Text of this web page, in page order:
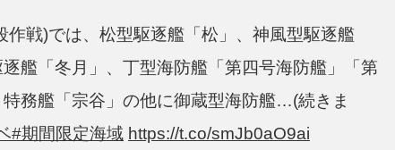
作戦)では、松型駆逐艦「松」、神風型駆逐艦
逐艦「冬月」、丁型海防艦「第四号海防艦」「第
務艦「宗谷」の他に御蔵型海防艦…(続きま
#期間限定海域 https://t.co/smJb0aO9ai